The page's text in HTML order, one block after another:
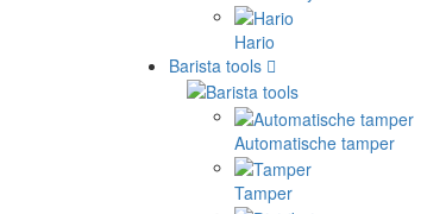
Hario
Barista tools
Automatische tamper
Tamper